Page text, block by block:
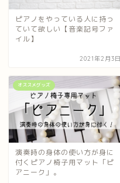
ピアノをやっている人に持っ
ていて欲しい【音楽記号ファ
イル】
2021年2月3日
オススメグッズ
演奏時の身体の使い方が身に
付くピアノ椅子用マット「ピ
アニーク」。